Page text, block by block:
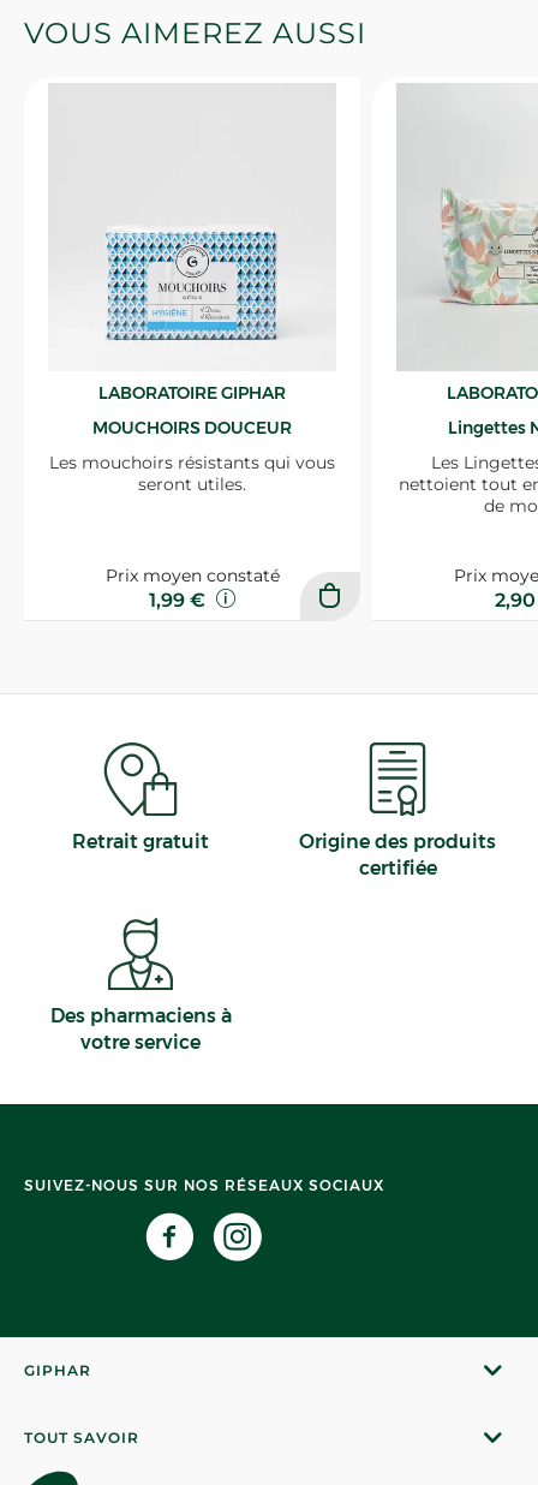
VOUS AIMEREZ AUSSI
LABORATOIRE GIPHAR
MOUCHOIRS DOUCEUR
Les mouchoirs résistants qui vous
seront utiles.
Prix moyen constaté
1,99 €
Lingettes
Les
nettoient tout
de
Prix
Retrait gratuit
Origine des produits
certifiée
Des pharmaciens à
votre service
SUIVEZ-NOUS SUR NOS RÉSEAUX SOCIAUX
GIPHAR
TOUT SAVOIR